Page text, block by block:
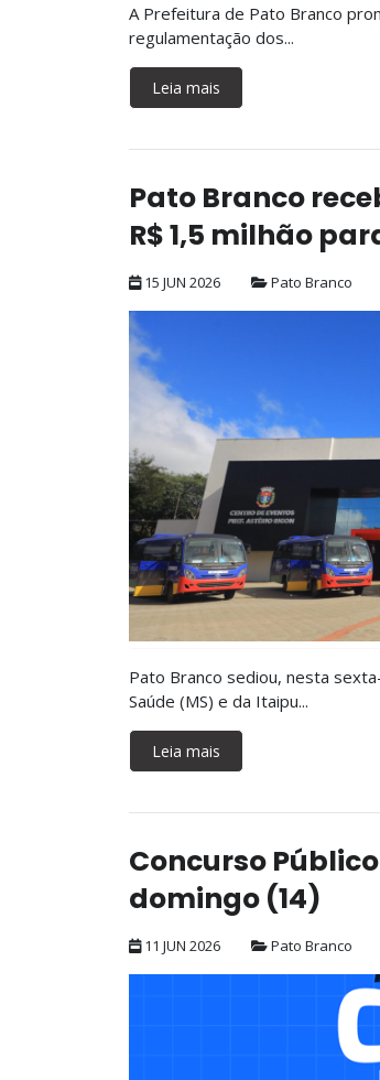
A Prefeitura de Pato Branco
regulamentação dos...
Leia mais
Pato Branco
R$ 1,5 milhão
15 JUN 2026 Pato Branco
Pato Branco sediou, nesta
Saúde (MS) e da Itaipu...
Leia mais
Concurso
domingo (14)
11 JUN 2026 Pato Branco